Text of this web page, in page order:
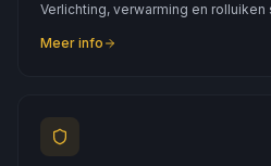
Verlichting, verwarming en rolluiken
Meer info